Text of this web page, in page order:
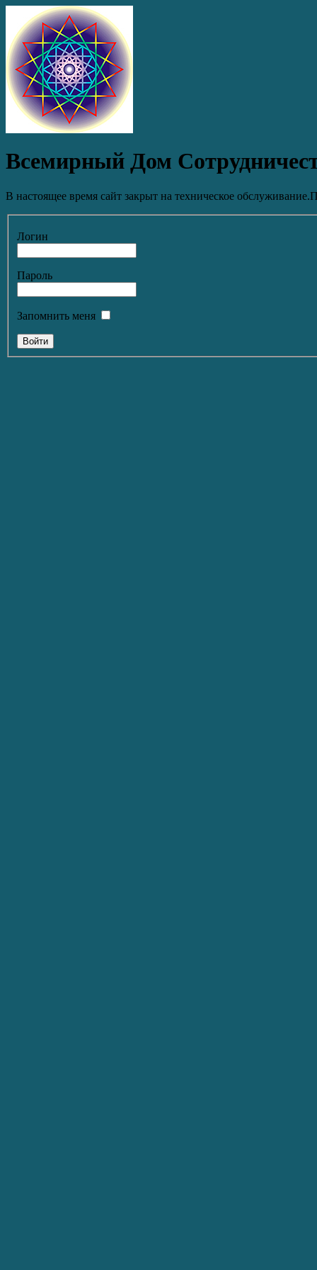
Всемирный Дом
В настоящее время сайт закрыт на техническое
Логин
Пароль
Запомнить меня